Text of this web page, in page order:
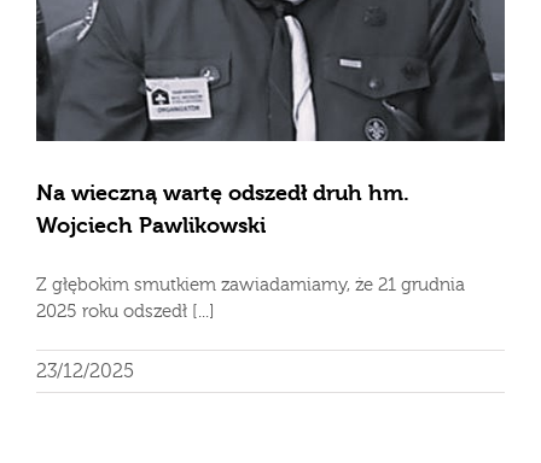
Na wieczną wartę odszedł druh hm.
Wojciech Pawlikowski
Z głębokim smutkiem zawiadamiamy, że 21 grudnia
2025 roku odszedł [...]
23/12/2025